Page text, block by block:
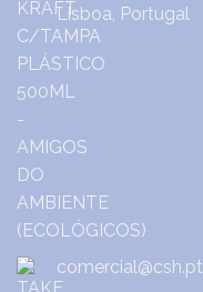
Lisboa, Portugal
comercial@csh.pt